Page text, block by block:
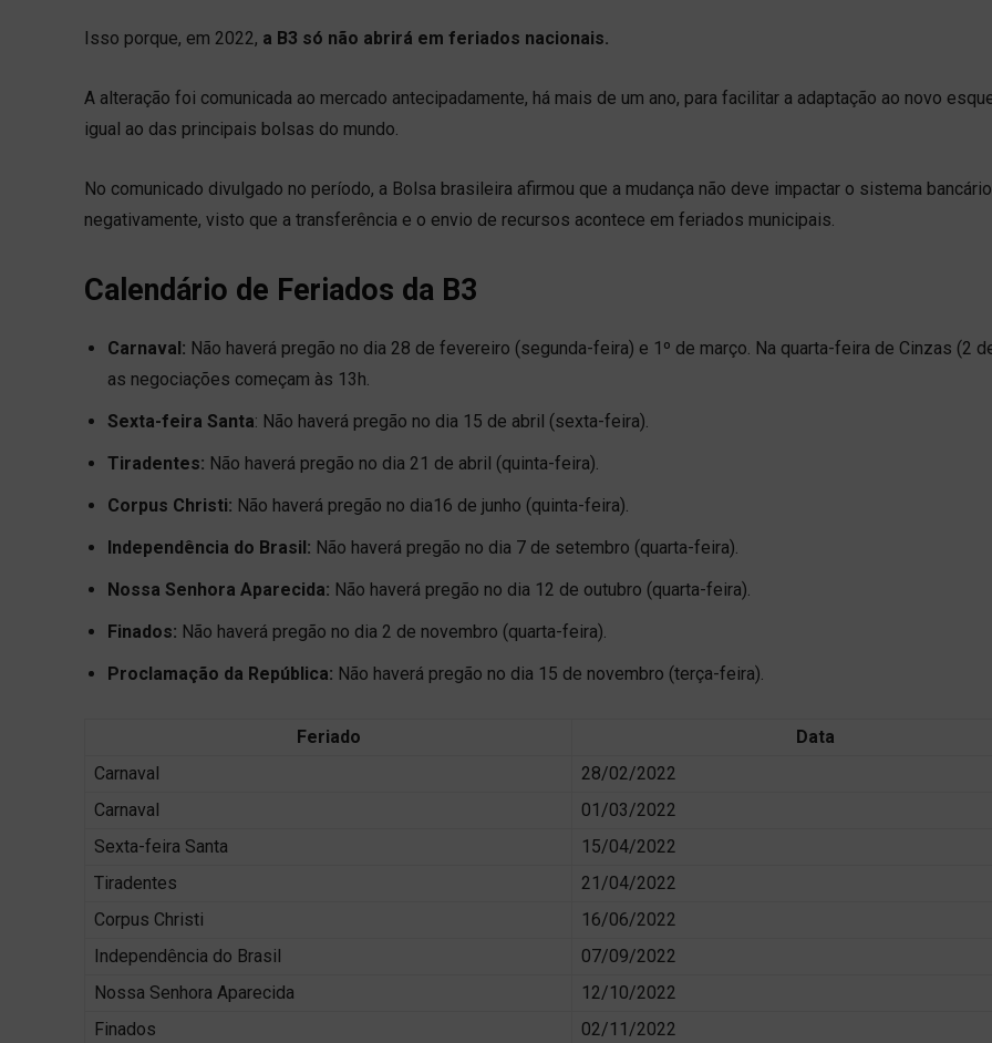
Isso porque, em 2022, a B3 só não abrirá em feriados nacionais.
A alteração foi comunicada ao mercado antecipadamente, há mais de um ano, para facilitar a adaptação ao novo
igual ao das principais bolsas do mundo.
No comunicado divulgado no período, a Bolsa brasileira afirmou que a mudança não deve impactar o sistema bancário
negativamente, visto que a transferência e o envio de recursos acontece em feriados municipais.
Calendário de Feriados da B3
Carnaval: Não haverá pregão no dia 28 de fevereiro (segunda-feira) e 1º de março. Na quarta-feira de Cinzas (2
as negociações começam às 13h.
Sexta-feira Santa: Não haverá pregão no dia 15 de abril (sexta-feira).
Tiradentes: Não haverá pregão no dia 21 de abril (quinta-feira).
Corpus Christi: Não haverá pregão no dia16 de junho (quinta-feira).
Independência do Brasil: Não haverá pregão no dia 7 de setembro (quarta-feira).
Nossa Senhora Aparecida: Não haverá pregão no dia 12 de outubro (quarta-feira).
Finados: Não haverá pregão no dia 2 de novembro (quarta-feira).
Proclamação da República: Não haverá pregão no dia 15 de novembro (terça-feira).
Feriado
Data
Carnaval
28/02/2022
Carnaval
01/03/2022
Sexta-feira Santa
15/04/2022
Tiradentes
21/04/2022
Corpus Christi
16/06/2022
Independência do Brasil
07/09/2022
Nossa Senhora Aparecida
12/10/2022
Finados
02/11/2022